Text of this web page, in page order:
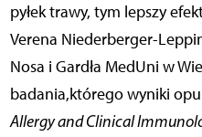
pyłek trawy, tym lepszy
Verena Niederberger-
Nosa i Gardła MedUni w
badania,którego wyniki
Allergy and Clinical